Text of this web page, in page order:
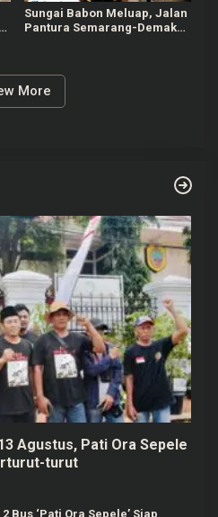
Sungai Babon Meluap, Jalan
Pantura Semarang-Demak
More
Agustus, Pati Ora Sepele
turut
Bus ‘Pati Ora Sepele’ Siap